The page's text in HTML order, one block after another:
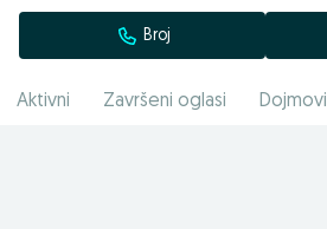
Broj
Aktivni Završeni oglasi Dojmovi